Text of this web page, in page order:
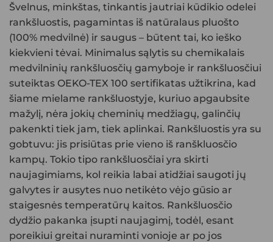
Švelnus, minkštas, tinkantis jautriai kūdikio odelei
rankšluostis, pagamintas iš natūralaus pluošto
(100% medvilnė) ir saugus – būtent tai, ko ieško
kiekvieni tėvai. Minimalus sąlytis su chemikalais
medvilninių rankšluosčių gamyboje ir rankšluosčiui
suteiktas OEKO-TEX 100 sertifikatas užtikrina, kad
šiame mielame rankšluostyje, kuriuo apgaubsite
mažylį, nėra jokių cheminių medžiagų, galinčių
pakenkti tiek jam, tiek aplinkai. Rankšluostis yra su
gobtuvu: jis prisiūtas prie vieno iš ranškluosčio
kampų. Tokio tipo rankšluosčiai yra skirti
naujagimiams, kol reikia labai atidžiai saugoti jų
galvytes ir ausytes nuo netikėto vėjo gūsio ar
staigesnės temperatūrų kaitos. Rankšluosčio
dydžio pakanka įsupti naujagimį, todėl, esant
poreikiui greitai nuraminti vonioje ar po jos